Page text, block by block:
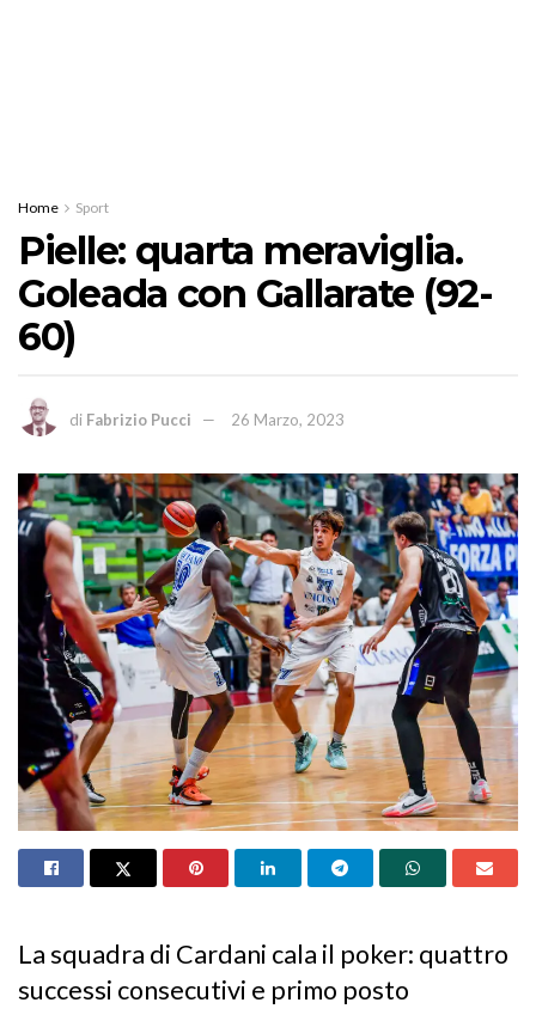
Home Sport
Pielle: quarta meraviglia.
Goleada con Gallarate (92-
60)
di Fabrizio Pucci 26 Marzo, 2023
La squadra di Cardani cala il poker: quattro
successi consecutivi e primo posto